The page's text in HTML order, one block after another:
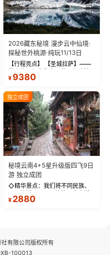
2026藏东秘境 漫步云中仙境·
探秘世外桃源·纯玩11/13日
【行程亮点】 【圣城拉萨】——
带上信心与信仰去西藏，行吟拉
萨，感受这座城与生俱来的与众
城堡寺院于一体的宏伟建筑，是
西藏最完整的古代...
¥ 9380
独立成团
秘境云南4+5星升级版四飞9日
游 独立成团
◇精华景点：我们将不同民族、
—【大理古城、丽江古城、香格
¥ 2880
有限公司版权所有
100013